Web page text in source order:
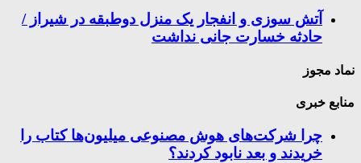
آتش سوزی و انفجار یک منزل دوطبقه در شیراز /
حادثه خسارت جانی نداشت
نماد مجوز
منابع خبری
چرا شرکت‌های هوش مصنوعی میلیون‌ها کتاب را
خریدند و بعد نابود کردند؟